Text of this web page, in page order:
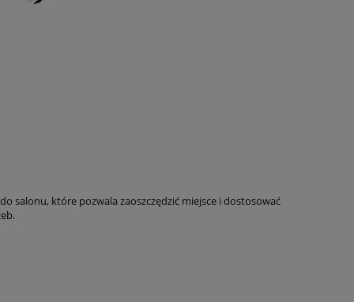
salonu, które pozwala zaoszczędzić miejsce i dostosować